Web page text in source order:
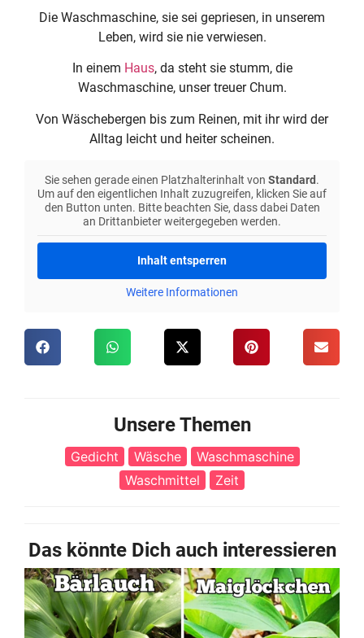
Die Waschmaschine, sie sei gepriesen, in unserem
Leben, wird sie nie verwiesen.
In einem Haus, da steht sie stumm, die
Waschmaschine, unser treuer Chum.
Von Wäschebergen bis zum Reinen, mit ihr wird der
Alltag leicht und heiter scheinen.
Sie sehen gerade einen Platzhalterinhalt von Standard .
Um auf den eigentlichen Inhalt zuzugreifen, klicken Sie auf
den Button unten. Bitte beachten Sie, dass dabei Daten
an Drittanbieter weitergegeben werden.
Inhalt entsperren
Weitere Informationen
Unsere Themen
Gedicht Wäsche
Waschmaschine
Waschmittel
Zeit
Das könnte Dich auch interessieren